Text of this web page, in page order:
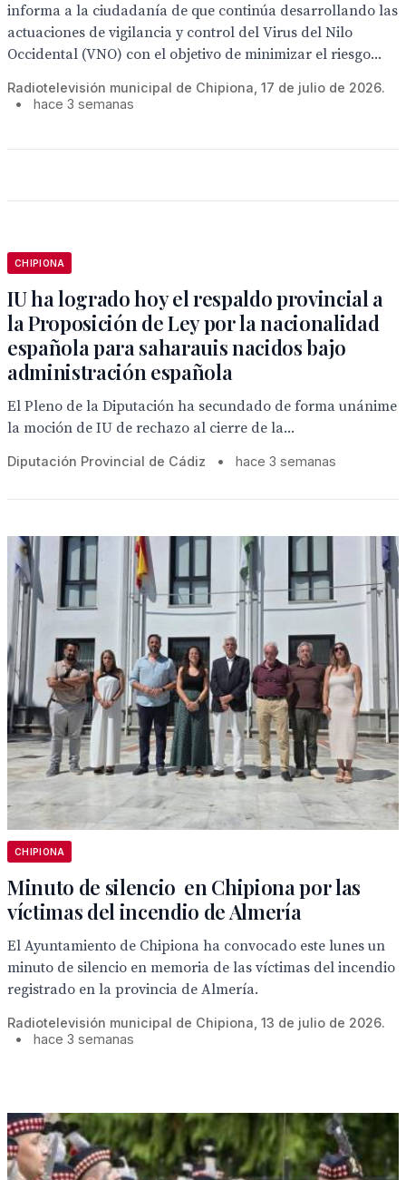
informa a la ciudadanía de que continúa desarrollando las
actuaciones de vigilancia y control del Virus del Nilo
Occidental (VNO) con el objetivo de minimizar el riesgo...
Radiotelevisión municipal de Chipiona, 17 de julio de 2026.
•
hace 3 semanas
CHIPIONA
IU ha logrado hoy el respaldo provincial a
la Proposición de Ley por la nacionalidad
española para saharauis nacidos bajo
administración española
El Pleno de la Diputación ha secundado de forma unánime
la moción de IU de rechazo al cierre de la...
Diputación Provincial de Cádiz • hace 3 semanas
CHIPIONA
Minuto de silencio en Chipiona por las
víctimas del incendio de Almería
El Ayuntamiento de Chipiona ha convocado este lunes un
minuto de silencio en memoria de las víctimas del incendio
registrado en la provincia de Almería.
Radiotelevisión municipal de Chipiona, 13 de julio de 2026.
•
hace 3 semanas